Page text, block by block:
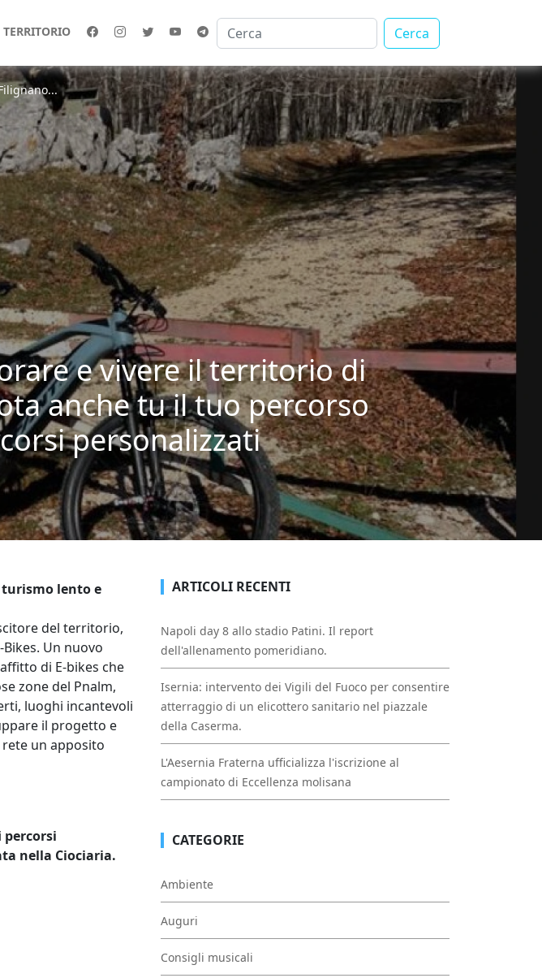
TERRITORIO Cerca
e vivere il territorio di
anche tu il tuo percorso
personalizzati
lento e
del territorio,
Un nuovo
di E-bikes che
zone del Pnalm,
luoghi incantevoli
il progetto e
un apposito
percorsi
nella Ciociaria.
ARTICOLI RECENTI
Napoli day 8 allo stadio Patini. Il report
dell'allenamento pomeridiano.
Isernia: intervento dei Vigili del Fuoco per consentire
atterraggio di un elicottero sanitario nel piazzale
della Caserma.
L'Aesernia Fraterna ufficializza l'iscrizione al
campionato di Eccellenza molisana
CATEGORIE
Ambiente
Auguri
Consigli musicali